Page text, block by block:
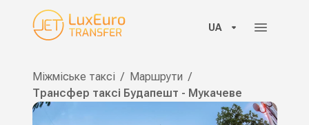
UA
Міжміське таксі / Маршрути /
Трансфер таксі Будапешт - Мукачеве